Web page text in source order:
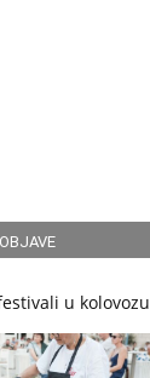
u kolovozu